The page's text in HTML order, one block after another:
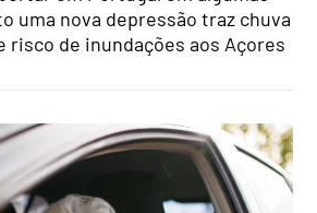
uma nova depressão traz chuva
risco de inundações aos Açores